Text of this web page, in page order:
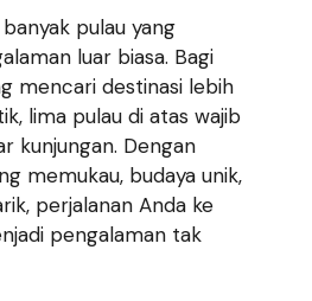
pulau yang
luar biasa. Bagi
mencari destinasi lebih
lima pulau di atas wajib
kunjungan. Dengan
memukau, budaya unik,
perjalanan Anda ke
pengalaman tak